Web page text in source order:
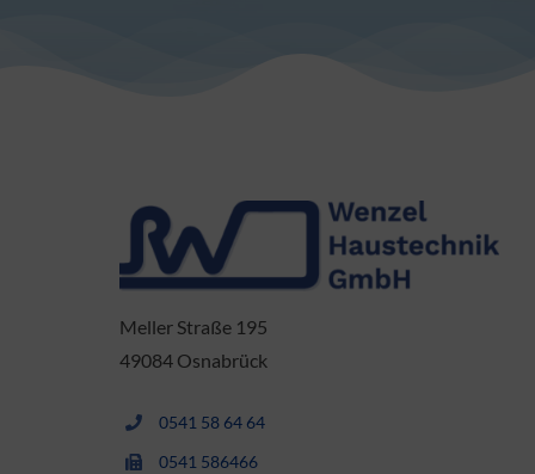
Meller Straße 195
49084 Osnabrück
0541 58 64 64
0541 586466